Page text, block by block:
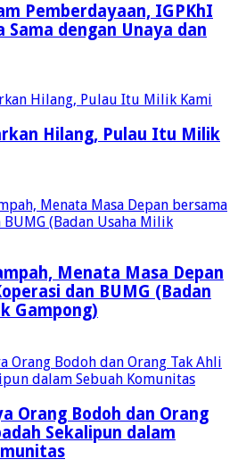
Pemberdayaan, IGPKhI
Sama dengan Unaya dan
Hilang, Pulau Itu Milik
Menata Masa Depan
dan BUMG (Badan
Gampong)
Orang Bodoh dan Orang
Sekalipun dalam